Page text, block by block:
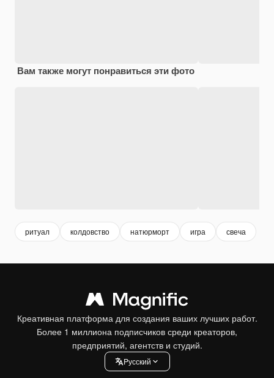
Вам также могут понравиться эти фото
ритуал колдовство натюрморт игра свеча
Креативная платформа для создания ваших лучших работ.
Более 1 миллиона подписчиков среди креаторов,
предприятий, агентств и студий.
Pусский